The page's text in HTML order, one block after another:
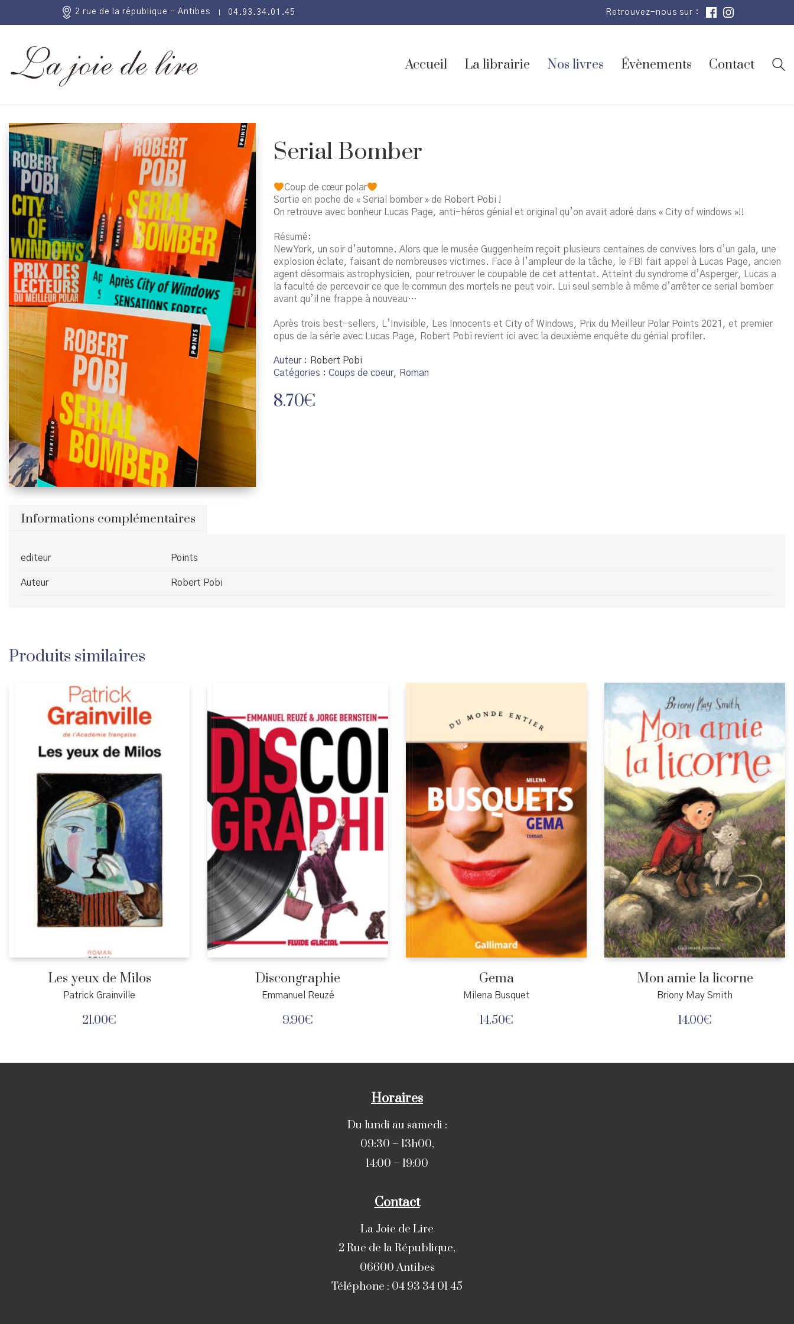
2 rue de la république - Antibes 04.93.34.01.45 Retrouvez-nous sur :
Accueil La librairie Nos livres Évènements Contact
Serial Bomber
Coup de cœur polar
Sortie en poche de « Serial bomber » de Robert Pobi !
On retrouve avec bonheur Lucas Page, anti-héros génial et original qu’on avait adoré dans « City of windows »!!
Résumé:
New York, un soir d’automne. Alors que le musée Guggenheim reçoit plusieurs centaines de convives lors d’un gala, une
explosion éclate, faisant de nombreuses victimes. Face à l’ampleur de la tâche, le FBI fait appel à Lucas Page, ancien
agent désormais astrophysicien, pour retrouver le coupable de cet attentat. Atteint du syndrome d’Asperger, Lucas a
la faculté de percevoir ce que le commun des mortels ne peut voir. Lui seul semble à même d’arrêter ce serial bomber
avant qu’il ne frappe à nouveau…
Après trois best-sellers, L’Invisible, Les Innocents et City of Windows, Prix du Meilleur Polar Points 2021, et premier
opus de la série avec Lucas Page, Robert Pobi revient ici avec la deuxième enquête du génial profiler.
Auteur
Robert Pobi
Catégories : Coups de coeur, Roman
8.70€
Informations complémentaires
editeur Points
Auteur Robert Pobi
Produits similaires
Les yeux de Milos
Patrick Grainville
21.00€
Discongraphie
Emmanuel Reuzé
9.90€
Gema
Milena Busquet
14.50€
Mon amie la licorne
Briony May Smith
14.00€
Horaires
Du lundi au samedi :
09:30 – 13h00,
14:00 – 19:00
Contact
La Joie de Lire
2 Rue de la République,
06600 Antibes
Téléphone : 04 93 34 01 45